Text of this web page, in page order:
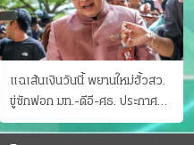
แฉเส้นเงินวันนี้ พยานใหม่ฮั้วสว.
ขู่ซักฟอก มท.-ดีอี-ศธ. ประกาศ
บัญชีท้องถิ่น